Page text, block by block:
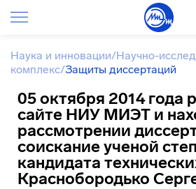
Наука и инновации/Научно-
комплекс/Защиты диссертаций
05 октября 2014 года
сайте НИУ МИЭТ и
рассмотрении
соискание ученой
кандидата
Краснобородько